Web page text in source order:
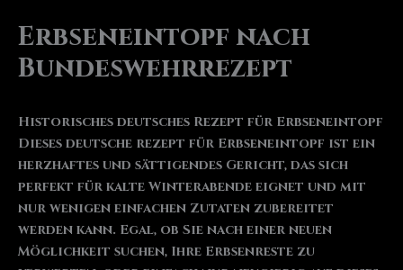
Erbseneintopf nach
Bundeswehrrezept
Historisches deutsches Rezept für Erbseneintopf
Dieses deutsche rezept für Erbseneintopf ist ein
herzhaftes und sättigendes Gericht, das sich
perfekt für kalte Winterabende eignet und mit
nur wenigen einfachen Zutaten zubereitet
werden kann. Egal, ob Sie nach einer neuen
Möglichkeit suchen, Ihre Erbsenreste zu